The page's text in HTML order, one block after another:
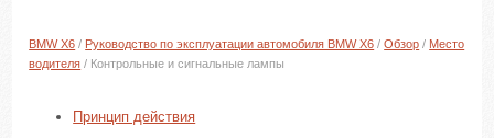
BMW X6 / Руководство по эксплуатации автомобиля BMW X6 /Обзор / Место
водителя / Контрольные и сигнальные лампы
Принцип действия